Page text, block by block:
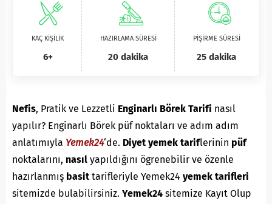
KAÇ KİŞİLİK
6+
HAZIRLAMA SÜRESİ
20 dakika
PİŞİRME SÜRESİ
25 dakika
Nefis, Pratik ve Lezzetli Enginarlı Börek Tarifi nasıl
yapılır? Enginarlı Börek püf noktaları ve adım adım
anlatımıyla Yemek24‘de. Diyet yemek tariflerinin püf
noktalarını, nasıl yapıldığını ögrenebilir ve özenle
hazırlanmış basittarifleriyle Yemek24 yemek tarifleri
sitemizde bulabilirsiniz. Yemek24 sitemize Kayıt Olup